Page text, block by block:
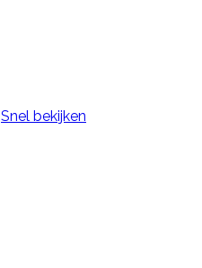
Snel bekijken